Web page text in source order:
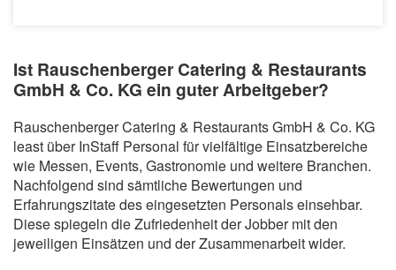
Ist Rauschenberger Catering & Restaurants
GmbH & Co. KG ein guter Arbeitgeber?
Rauschenberger Catering & Restaurants GmbH & Co. KG
least über InStaff Personal für vielfältige Einsatzbereiche
wie Messen, Events, Gastronomie und weitere Branchen.
Nachfolgend sind sämtliche Bewertungen und
Erfahrungszitate des eingesetzten Personals einsehbar.
Diese spiegeln die Zufriedenheit der Jobber mit den
jeweiligen Einsätzen und der Zusammenarbeit wider.